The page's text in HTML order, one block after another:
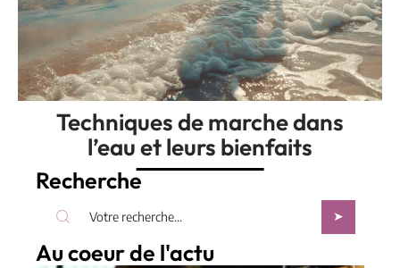
Techniques de marche dans
l’eau et leurs bienfaits
Recherche
Au coeur de l'actu